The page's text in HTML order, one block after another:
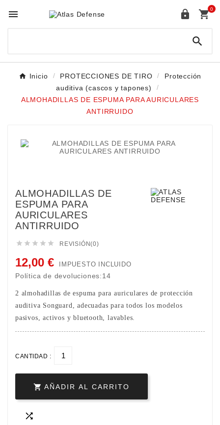
  0

Inicio PROTECCIONES DE TIRO
Protección
auditiva (cascos y tapones)
ALMOHADILLAS DE ESPUMA PARA AURICULARES
ANTIRRUIDO
ALMOHADILLAS DE
ESPUMA PARA
AURICULARES
ANTIRRUIDO
     REVISIÓN(0)
12,00 € IMPUESTO INCLUIDO
Política de devoluciones:14
2 almohadillas de espuma para auriculares de protección
auditiva Songuard, adecuadas para todos los modelos
pasivos, activos y bluetooth, lavables.
CANTIDAD :
 AÑADIR AL CARRITO
